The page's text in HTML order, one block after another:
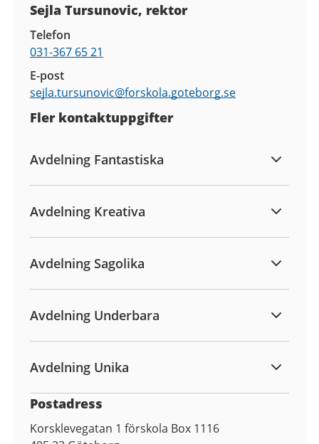
Sejla Tursunovic, rektor
Telefon
031-367 65 21
E-post
sejla.tursunovic@forskola.goteborg.se
Fler kontaktuppgifter
Avdelning Fantastiska
Avdelning Kreativa
Avdelning Sagolika
Avdelning Underbara
Avdelning Unika
Postadress
Korsklevegatan 1 förskola Box 1116